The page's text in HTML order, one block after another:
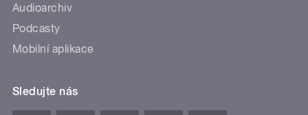
Audioarchiv
Podcasty
Mobilní aplikace
Sledujte nás